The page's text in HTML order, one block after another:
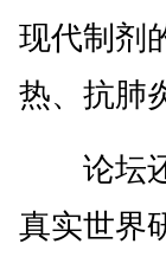
现代制剂
热、抗肺
论坛还
真实世界